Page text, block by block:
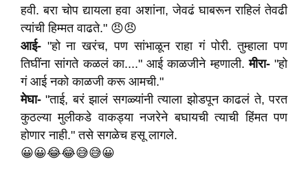
हवी. बरा चोप द्यायला हवा अशांना, जेवढं घाबरून राहिलं तेवढी
त्यांची हिम्मत वाढते." 😠😠
आई- "हो ना खरंच, पण सांभाळून राहा गं पोरी. तुम्हाला पण
तिघींना सांगते कळलं का...." आई काळजीने म्हणाली. मीरा-"हो
गं आई नको काळजी करू आमची."
मेघा- "ताई, बरं झालं सगळ्यांनी त्याला झोडपून काढलं ते, परत
कुठल्या मुलीकडे वाकड्या नजरेने बघायची त्याची हिंमत पण
होणार नाही." तसे सगळेच हसू लागले.
😀😀😂😂😅😅😀